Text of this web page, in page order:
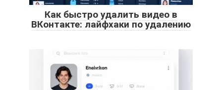
Как быстро удалить видео в
ВКонтакте: лайфхаки по удалению